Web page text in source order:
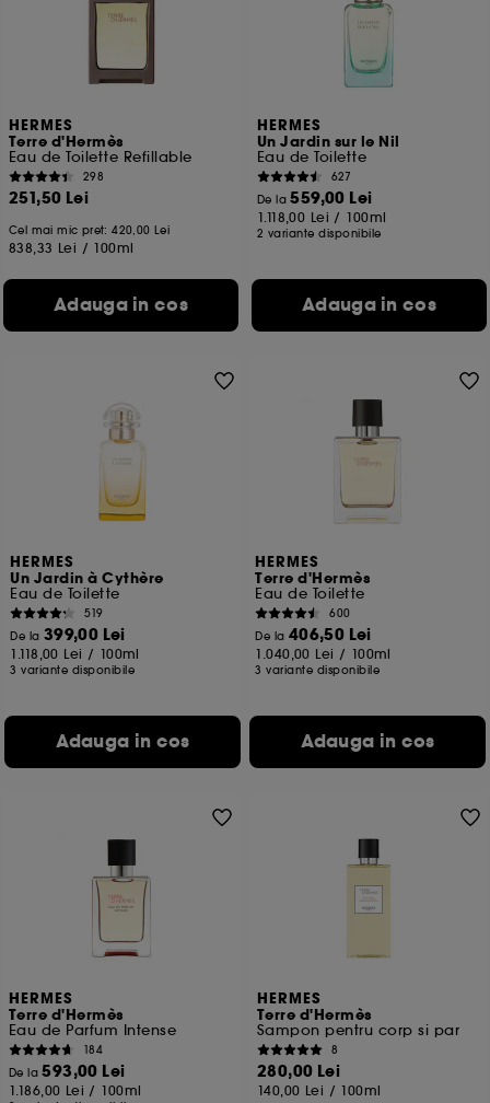
HERMES
Terre d'Hermès
Eau de Toilette Refillable
298
251,50 Lei
Cel mai mic pret:420,00 Lei
838,33 Lei / 100ml
Adauga in cos
HERMES
Un Jardin sur le Nil
Eau de Toilette
627
De la559,00 Lei
1.118,00 Lei / 100ml
2 variante disponibile
Adauga in cos
HERMES
Un Jardin à Cythère
Eau de Toilette
519
De la 399,00 Lei
1.118,00 Lei / 100ml
3 variante disponibile
Adauga in cos
HERMES
Terre d'Hermès
Eau de Toilette
600
De la 406,50 Lei
1.040,00 Lei / 100ml
3 variante disponibile
Adauga in cos
HERMES
Terre d'Hermès
Eau de Parfum Intense
184
De la593,00 Lei
1.186,00 Lei / 100ml
HERMES
Terre d'Hermès
Sampon pentru corp si par
8
280,00 Lei
140,00 Lei / 100ml